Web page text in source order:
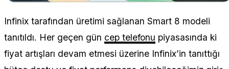
Infinix tarafından üretimi sağlanan Smart 8 modeli
tanıtıldı. Her geçen gün cep telefonu piyasasında ki
fiyat artışları devam etmesi üzerine Infinix’in tanıttığı